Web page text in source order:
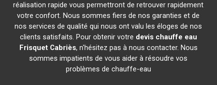
réalisation rapide vous permettront de retrouver rapidement
votre confort. Nous sommes fiers de nos garanties et de
nos services de qualité qui nous ont valu les éloges de nos
clients satisfaits. Pour obtenir votre devis chauffe eau
Frisquet Cabriès, n'hésitez pas à nous contacter. Nous
sommes impatients de vous aider à résoudre vos
problèmes de chauffe-eau